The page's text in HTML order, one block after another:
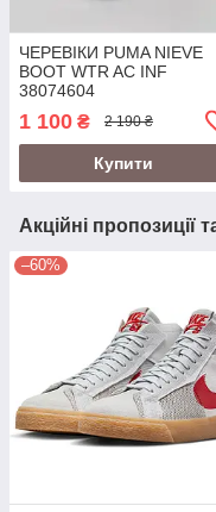
ЧЕРЕВІКИ PUMA NIEVE
BOOT WTR AC INF
38074604
1 100 ₴ 2 190 ₴
Купити
Акційні пропозиції
–60%